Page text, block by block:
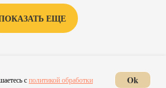
ЕЩЕ
на наши соцсети и
сполитикой обработки
Ok